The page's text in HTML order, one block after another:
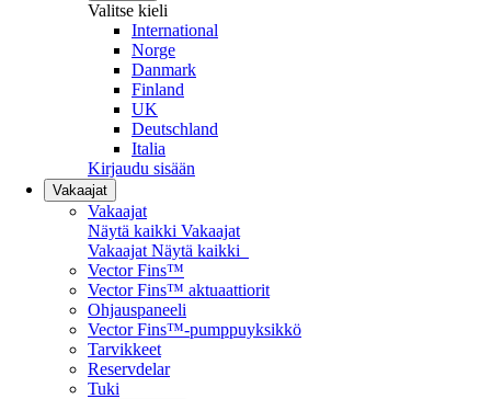
Valitse kieli
International
Norge
Danmark
Finland
UK
Deutschland
Italia
Kirjaudu sisään
Vakaajat
Vakaajat
Näytä kaikki Vakaajat
Vakaajat Näytä kaikki
Vector Fins™
Vector Fins™ aktuaattiorit
Ohjauspaneeli
Vector Fins™-pumppuyksikkö
Tarvikkeet
Reservdelar
Tuki